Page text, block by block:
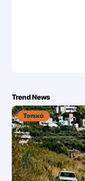
Trend News
Τοπικά